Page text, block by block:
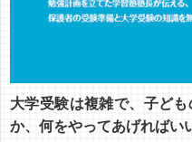
大学受験は複雑で、子ど
か、何をやってあげれば